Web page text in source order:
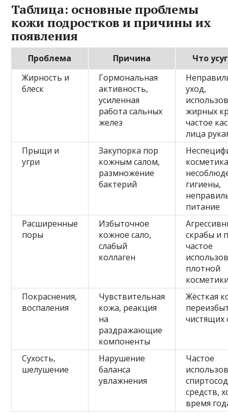
Таблица: основные проблемы
кожи подростков и причины их
появления
Проблема Причина
Что
Жирность и
блеск
Гормональная
активность,
усиленная
работа сальных
желез
уход,
жирных
частое
лица
Прыщи и
угри
Закупорка пор
кожным салом,
размножение
бактерий
гигиены,
питание
Расширенные
поры
Избыточное
кожное сало,
слабый
коллаген
скрабы и
частое
плотной
Покраснения,
воспаления
Чувствительная
кожа, реакция
на
раздражающие
компоненты
Жёсткая
чистящих
Сухость,
шелушение
Нарушение
баланса
увлажнения
Частое
средств,
время